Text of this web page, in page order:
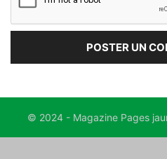
© 2024 - Magazine Pages